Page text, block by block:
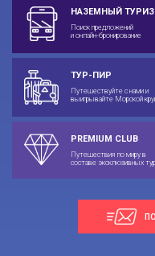
НАЗЕМНЫЙ
Поиск предложений
и онлайн-бронирование
ТУР-ПИР
Путешествуйте с нами и
выигрывайте Морской
PREMIUM CLUB
Путешествия по миру в
составе эксклюзивных